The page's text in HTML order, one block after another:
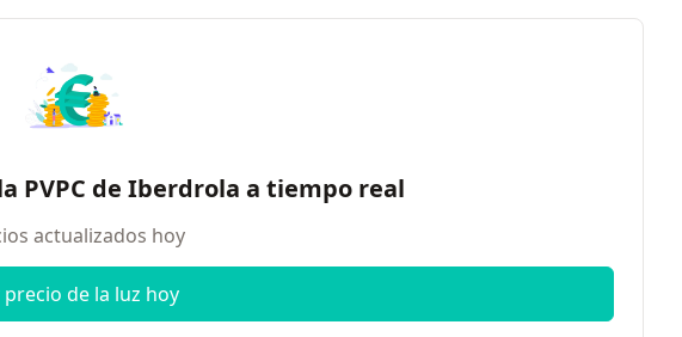
PVPC de Iberdrola a tiempo real
actualizados hoy
precio de la luz hoy